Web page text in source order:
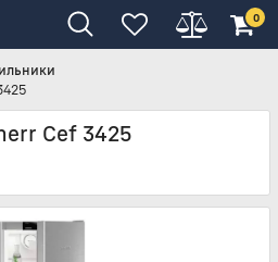
0
Cef 3425